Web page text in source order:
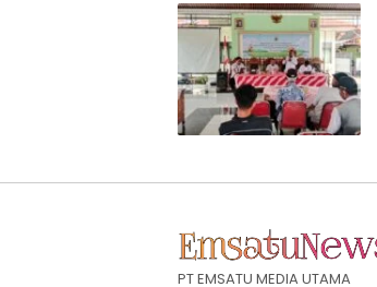
PT EMSATU MEDIA UTAMA